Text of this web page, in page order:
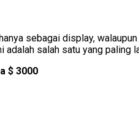
sebagai display,
salah satu yang paling
$ 3000